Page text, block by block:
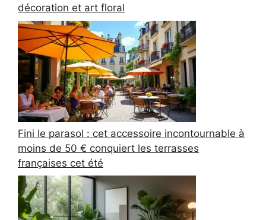
décoration et art floral
Fini le parasol : cet accessoire incontournable à
moins de 50 € conquiert les terrasses
françaises cet été